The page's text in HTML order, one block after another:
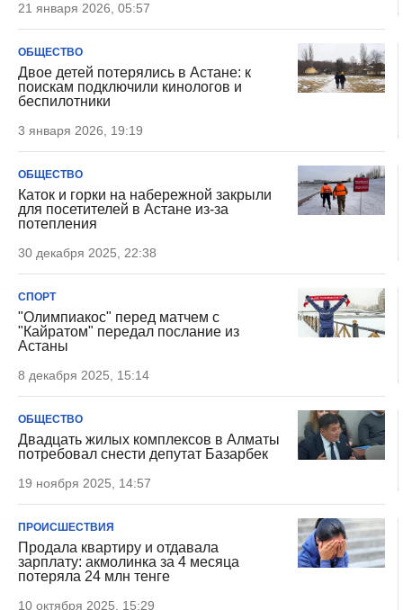
21 января 2026, 05:57
ОБЩЕСТВО
Двое детей потерялись в Астане: к
поискам подключили кинологов и
беспилотники
3 января 2026, 19:19
ОБЩЕСТВО
Каток и горки на набережной закрыли
для посетителей в Астане из-за
потепления
30 декабря 2025, 22:38
СПОРТ
"Олимпиакос" перед матчем с
"Кайратом" передал послание из
Астаны
8 декабря 2025, 15:14
ОБЩЕСТВО
Двадцать жилых комплексов в Алматы
потребовал снести депутат Базарбек
19 ноября 2025, 14:57
ПРОИСШЕСТВИЯ
Продала квартиру и отдавала
зарплату: акмолинка за 4 месяца
потеряла 24 млн тенге
10 октября 2025, 15:29